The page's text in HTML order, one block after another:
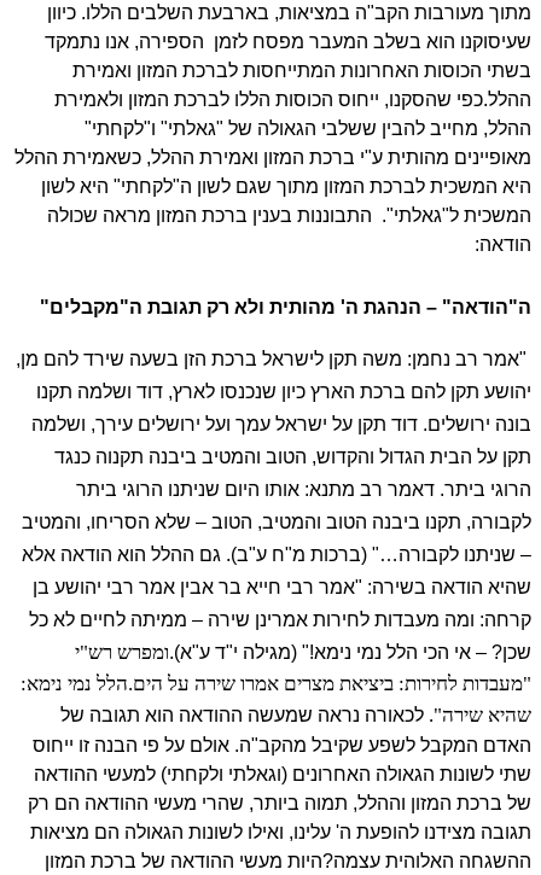
מתוך מעורבות הקב"ה במציאות, בארבעת השלבים הללו. כיוון
שעיסוקנו הוא בשלב המעבר מפסח לזמן הספירה, אנו נתמקד
בשתי הכוסות האחרונות המתייחסות לברכת המזון ואמירת
ההלל.כפי שהסקנו, ייחוס הכוסות הללו לברכת המזון ולאמירת
ההלל, מחייב להבין ששלבי הגאולה של "גאלתי" ו"לקחתי"
מאופיינים מהותית ע"י ברכת המזון ואמירת ההלל, כשאמירת ההלל
היא המשכית לברכת המזון מתוך שגם לשון ה"לקחתי" היא לשון
המשכית ל"גאלתי". התבוננות בענין ברכת המזון מראה שכולה
הודאה:
ה"הודאה" – הנהגת ה' מהותית ולא רק תגובת ה"מקבלים"
"אמר רב נחמן: משה תקן לישראל ברכת הזן בשעה שירד להם מן,
יהושע תקן להם ברכת הארץ כיון שנכנסו לארץ, דוד ושלמה תקנו
בונה ירושלים. דוד תקן על ישראל עמך ועל ירושלים עירך, ושלמה
תקן על הבית הגדול והקדוש, הטוב והמטיב ביבנה תקנוה כנגד
הרוגי ביתר. דאמר רב מתנא: אותו היום שניתנו הרוגי ביתר
לקבורה, תקנו ביבנה הטוב והמטיב, הטוב – שלא הסריחו, והמטיב
– שניתנו לקבורה…" (ברכות מ"ח ע"ב). גם ההלל הוא הודאה אלא
שהיא הודאה בשירה: "אמר רבי חייא בר אבין אמר רבי יהושע בן
קרחה: ומה מעבדות לחירות אמרינן שירה – ממיתה לחיים לא כל
שכן? – אי הכי הלל נמי נימא!" (מגילה י"ד ע"א).ומפרש רש"י
"מעבדות לחירות: ביציאת מצרים אמרו שירה על הים.הלל נמי נימא:
שהיא שירה". לכאורה נראה שמעשה ההודאה הוא תגובה של
האדם המקבל לשפע שקיבל מהקב"ה. אולם על פי הבנה זו ייחוס
שתי לשונות הגאולה האחרונים (וגאלתי ולקחתי) למעשי ההודאה
של ברכת המזון וההלל, תמוה ביותר, שהרי מעשי ההודאה הם רק
תגובה מצידנו להופעת ה' עלינו, ואילו לשונות הגאולה הם מציאות
ההשגחה האלוהית עצמה?היות מעשי ההודאה של ברכת המזון